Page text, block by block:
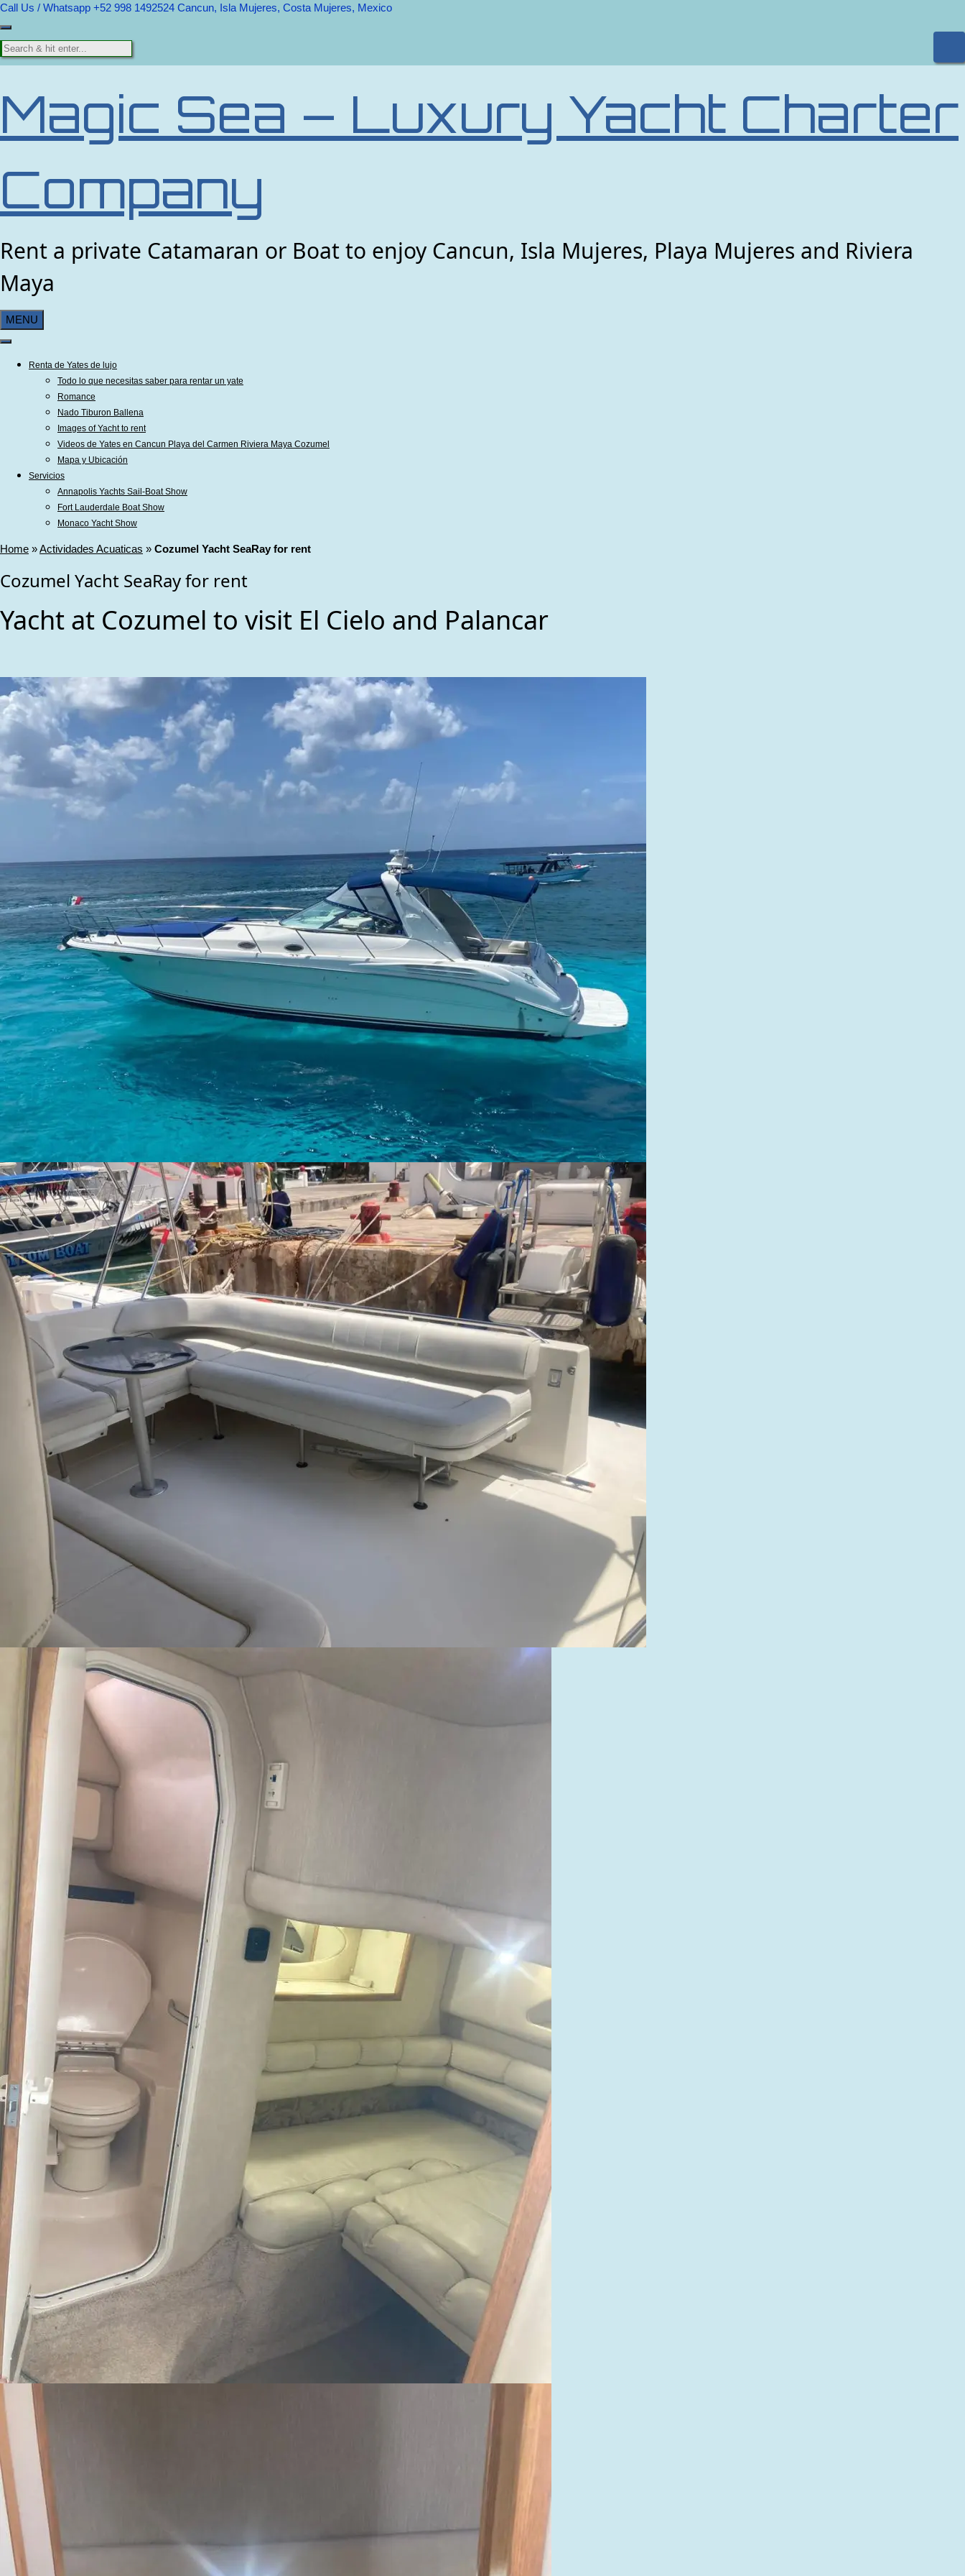
Call Us / Whatsapp +52 998 1492524 Cancun, Isla Mujeres, Costa Mujeres, Mexico
Magic Sea – Luxury Yacht Charter
Company
Rent a private Catamaran or Boat to enjoy Cancun, Isla Mujeres, Playa Mujeres and Riviera
Maya
MENU
Renta de Yates de lujo
Todo lo que necesitas saber para rentar un yate
Romance
Nado Tiburon Ballena
Images of Yacht to rent
Videos de Yates en Cancun Playa del Carmen Riviera Maya Cozumel
Mapa y Ubicación
Servicios
Annapolis Yachts Sail-Boat Show
Fort Lauderdale Boat Show
Monaco Yacht Show
Home »Actividades Acuaticas » Cozumel Yacht SeaRay for rent
Cozumel Yacht SeaRay for rent
Yacht at Cozumel to visit El Cielo and Palancar